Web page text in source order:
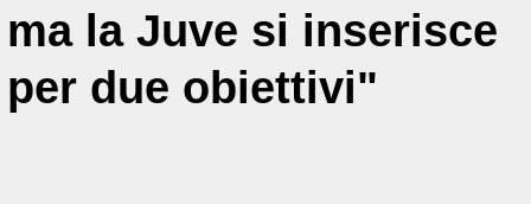
ma la Juve si inserisce
per due obiettivi"